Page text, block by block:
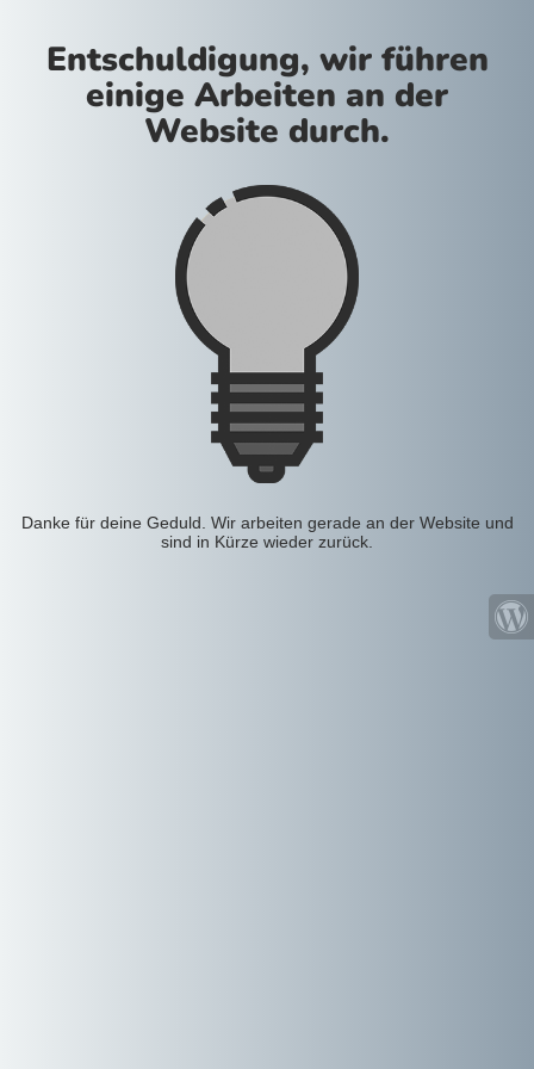
Entschuldigung, wir führen
einige Arbeiten an der
Website durch.
Danke für deine Geduld. Wir arbeiten gerade an der Website und
sind in Kürze wieder zurück.